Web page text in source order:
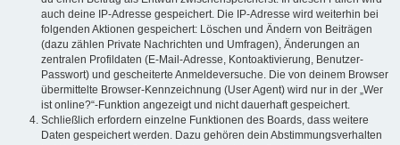
auch deine IP-Adresse gespeichert. Die IP-Adresse wird weiterhin bei
folgenden Aktionen gespeichert: Löschen und Ändern von Beiträgen
(dazu zählen Private Nachrichten und Umfragen), Änderungen an
zentralen Profildaten (E-Mail-Adresse, Kontoaktivierung, Benutzer-
Passwort) und gescheiterte Anmeldeversuche. Die von deinem Browser
übermittelte Browser-Kennzeichnung (User Agent) wird nur in der „Wer
ist online?“-Funktion angezeigt und nicht dauerhaft gespeichert.
Schließlich erfordern einzelne Funktionen des Boards, dass weitere
Daten gespeichert werden. Dazu gehören dein Abstimmungsverhalten